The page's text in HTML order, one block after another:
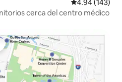
Calificación
4.94 (143)
cerca del centro médico